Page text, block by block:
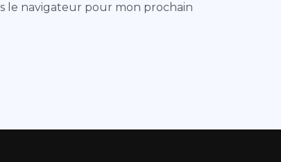
le navigateur pour mon prochain